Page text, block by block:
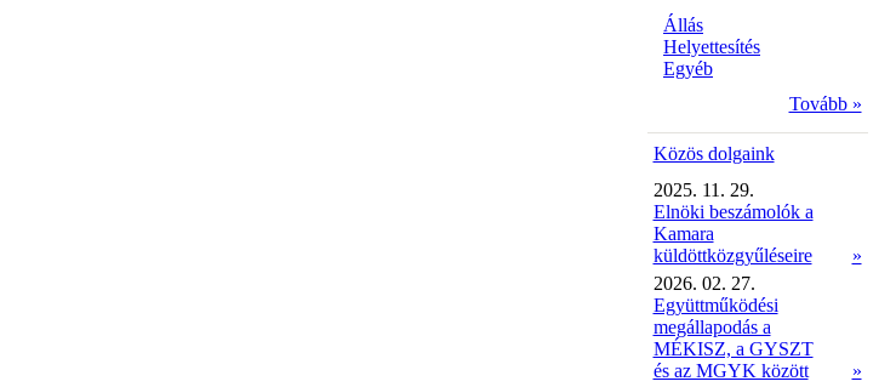
Állás
Helyettesítés
Egyéb
Tovább »
Közös dolgaink
2025. 11. 29.
Elnöki beszámolók a
Kamara
küldöttközgyűléseire
»
2026. 02. 27.
Együttműködési
megállapodás a
MÉKISZ, a GYSZT
és az MGYK között
»